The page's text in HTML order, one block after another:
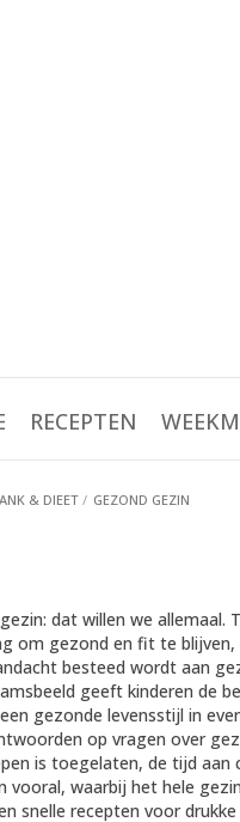
RECEPTEN
& DIEET GEZOND GEZIN
dat willen we allemaal.
om gezond en fit te
besteed wordt aan
geeft kinderen de
gezonde levensstijl in
op vragen over
is toegelaten, de tijd
vooral, waarbij het hele
snelle recepten voor